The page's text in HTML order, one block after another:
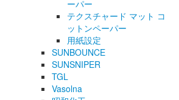
ーパー
テクスチャード マット コ
ットンペーパー
用紙設定
SUNBOUNCE
SUNSNIPER
TGL
Vasolna